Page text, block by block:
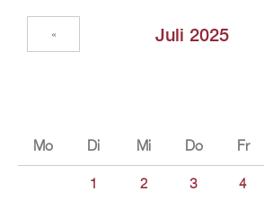
Juli 2025
«
Mo Di Mi Do Fr
1 2 3 4